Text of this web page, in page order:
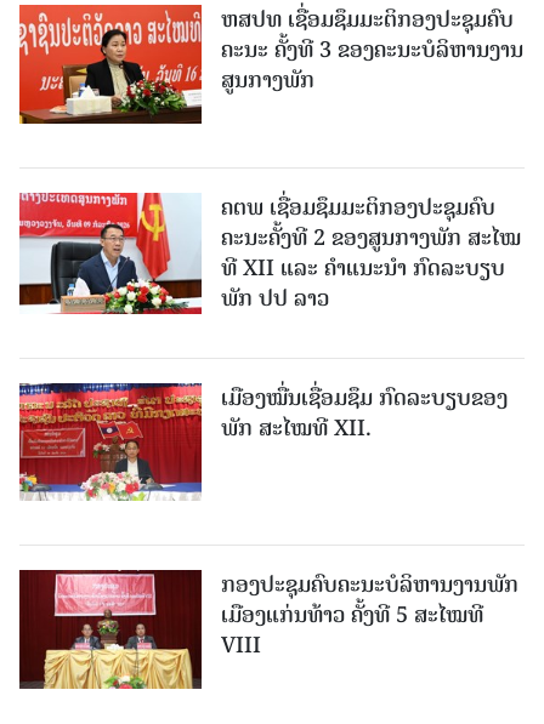
ຫສປທ ເຊື່ອມຊຶມມະຕິກອງປະຊຸມຄົບ
ຄະນະ ຄັ້ງທີ 3 ຂອງຄະນະບໍລິຫານງານ
ສູນກາງພັກ
ຄຕພ ເຊື່ອມຊຶມມະຕິກອງປະຊຸມຄົບ
ຄະນະຄັ້ງທີ 2 ຂອງສູນກາງພັກ ສະໄໝ
ທີ XII ແລະ ຄໍາແນະນໍາ ກົດລະບຽບ
ພັກ ປປ ລາວ
ເມືອງ​ໝື່ນເຊື່ອມຊຶມ ກົດລະບຽບຂອງ
ພັກ ສະໄໝທີ XII.
ກອງປະຊຸມຄົບຄະນະບໍລິຫານງານພັກ
ເມືອງແກ່ນ​ທ້າວ ຄັ້ງທີ 5 ສະໄໝທີ
VIII